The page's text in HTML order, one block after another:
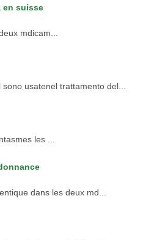
en suisse
mdicam...
usatenel trattamento del...
les
dans les deux md...